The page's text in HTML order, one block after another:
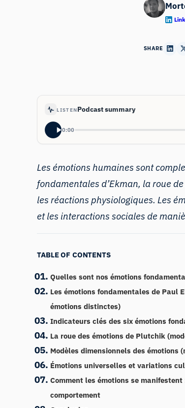
SHARE
LISTENPodcast summary
0:00
Les émotions humaines sont
fondamentales d’Ekman, la roue
les réactions physiologiques. Les
et les interactions sociales de
TABLE OF CONTENTS
Quelles sont nos émotions
Les émotions fondamentales de Paul
émotions distinctes)
Indicateurs clés des six émotions
La roue des émotions de Plutchik
Modèles dimensionnels des émotions
Émotions universelles et variations
Comment les émotions se
comportement